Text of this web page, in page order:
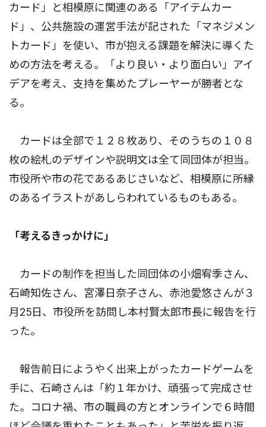
カード」と相模原に関連のある「アイテムカー
ド」、公共施設の運営手法が記された「マネジメン
トカード」を使い、市が抱える課題を解決に導くた
めの方法を考える。「より良い・より面白い」アイ
デアを考え、支持を集めたプレーヤーが勝者とな
る。
カードは全部で１２８枚あり、そのうちの１０８
枚の絵札のデザインや説明文は全て同団体が担当。
市役所や市の花であるあじさいなど、相模原に所縁
のあるイラストがあしらわれているものもある。
「考えるきっかけに」
カードの制作を担当した同団体の小畑宥季さん、
石崎知佐さん、宮澤日奈子さん、赤池愛悠さんが３
月25日、市役所を訪問し本村賢太郎市長に報告を行
った。
報告前日にようやく出来上がったカードゲームを
手に、石崎さんは「約１年かけ、頑張って完成させ
た。コロナ禍、市の職員の方とオンラインで６時間